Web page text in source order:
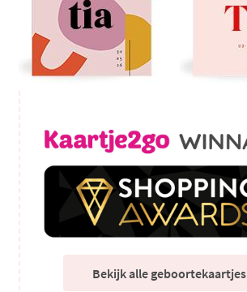
Bekijk alle geboortekaartjes